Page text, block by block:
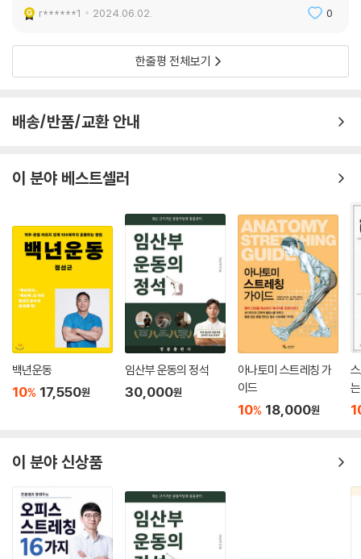
r******1 2024.06.02. 0
한줄평 전체보기
배송/반품/교환 안내
이 분야 베스트셀러
백년운동
10% 17,550원
임산부 운동의 정석
30,000원
아나토미 스트레칭 가
이드
10% 18,000원
이 분야 신상품